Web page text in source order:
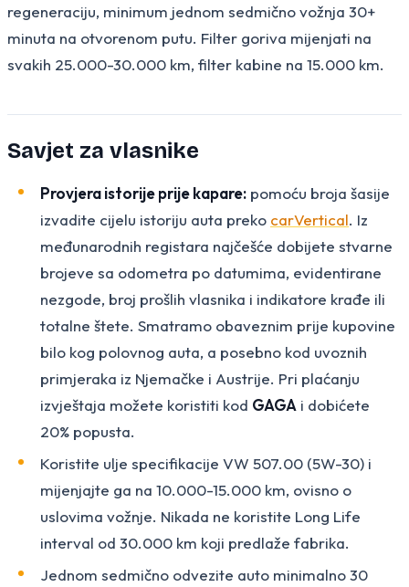
regeneraciju, minimum jednom sedmično vožnja 30+
minuta na otvorenom putu. Filter goriva mijenjati na
svakih 25.000-30.000 km, filter kabine na 15.000 km.
Savjet za vlasnike
Provjera istorije prije kapare: pomoću broja šasije
izvadite cijelu istoriju auta preko carVertical. Iz
međunarodnih registara najčešće dobijete stvarne
brojeve sa odometra po datumima, evidentirane
nezgode, broj prošlih vlasnika i indikatore krađe ili
totalne štete. Smatramo obaveznim prije kupovine
bilo kog polovnog auta, a posebno kod uvoznih
primjeraka iz Njemačke i Austrije. Pri plaćanju
izvještaja možete koristiti kod GAGA i dobićete
20% popusta.
Koristite ulje specifikacije VW 507.00 (5W-30) i
mijenjajte ga na 10.000-15.000 km, ovisno o
uslovima vožnje. Nikada ne koristite Long Life
interval od 30.000 km koji predlaže fabrika.
Jednom sedmično odvezite auto minimalno 30